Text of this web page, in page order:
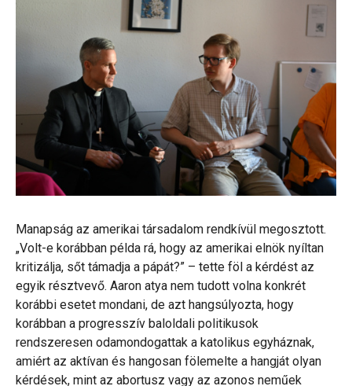
Manapság az amerikai társadalom rendkívül megosztott.
„Volt-e korábban példa rá, hogy az amerikai elnök nyíltan
kritizálja, sőt támadja a pápát?” – tette föl a kérdést az
egyik résztvevő. Aaron atya nem tudott volna konkrét
korábbi esetet mondani, de azt hangsúlyozta, hogy
korábban a progresszív baloldali politikusok
rendszeresen odamondogattak a katolikus egyháznak,
amiért az aktívan és hangosan fölemelte a hangját olyan
kérdések, mint az abortusz vagy az azonos neműek